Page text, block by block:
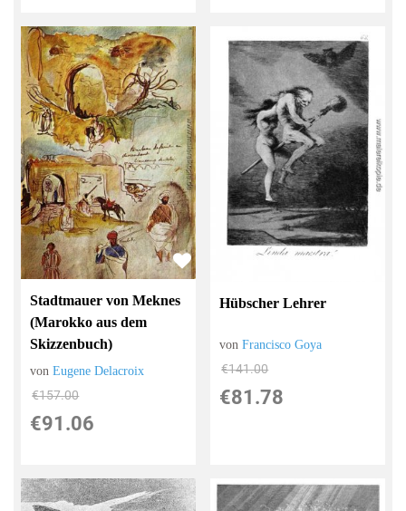
Stadtmauer von Meknes
(Marokko aus dem
Skizzenbuch)
vonEugene Delacroix
€157.00
€91.06
Hübscher Lehrer
vonFrancisco Goya
€141.00
€81.78